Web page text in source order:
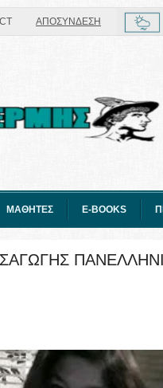
ΑΠΟΣΥΝΔΕΣΗ
ΜΑΘΗΤΕΣ E-BOOKS